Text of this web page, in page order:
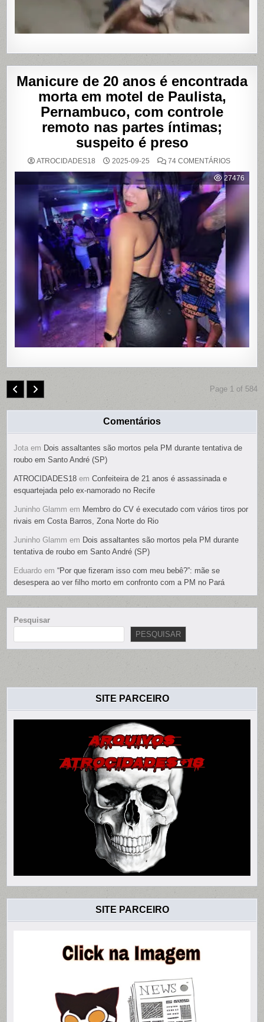
Manicure de 20 anos é encontrada
morta em motel de Paulista,
Pernambuco, com controle
remoto nas partes íntimas;
suspeito é preso
ATROCIDADES18 2025-09-25 74 COMENTÁRIOSEM
DE
20
ANOS
EM
MOTEL
COM
REMOTO
PARTES
É
27476
Page 1 of 584
Comentários
Jota em Dois assaltantes são mortos pela PM durante tentativa de
roubo em Santo André (SP)
ATROCIDADES18 emConfeiteira de 21 anos é assassinada e
esquartejada pelo ex-namorado no Recife
Juninho Glamm em Membro do CV é executado com vários tiros por
rivais em Costa Barros, Zona Norte do Rio
Juninho Glamm em Dois assaltantes são mortos pela PM durante
tentativa de roubo em Santo André (SP)
Eduardo em“Por que fizeram isso com meu bebê?”: mãe se
desespera ao ver filho morto em confronto com a PM no Pará
Pesquisar
PESQUISAR
SITE PARCEIRO
SITE PARCEIRO